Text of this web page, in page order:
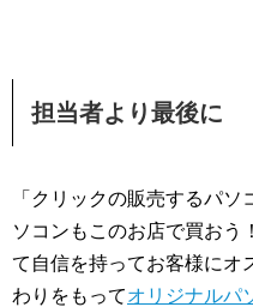
担当者より最後に
「クリックの販売するパ
ソコンもこのお店で買おう
て自信を持ってお客様にオ
わりをもってオリジナルパ